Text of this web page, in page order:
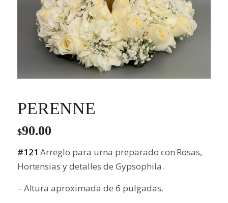
PERENNE
$90.00
#121 Arreglo para urna preparado con Rosas,
Hortensias y detalles de Gypsophila.
– Altura aproximada de 6 pulgadas.